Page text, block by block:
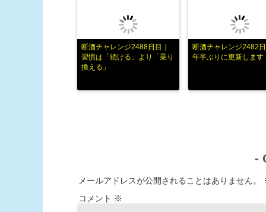
断酒チャレンジ2488日目｜
習慣は「続ける」より「乗り
換える」
断酒チャレンジ2482
年半ぶりに更新します
-
メールアドレスが公開されることはありません。
コメント ※